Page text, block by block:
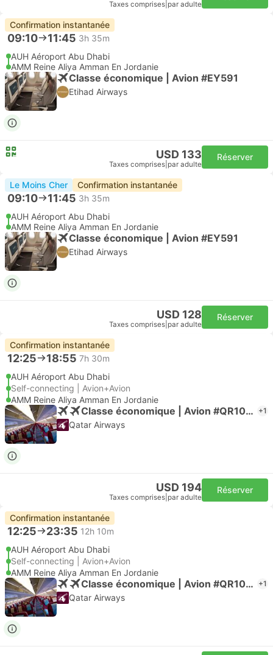
Taxes comprises par adulte
Confirmation instantanée
09:10 11:45 3h 35m
AUH Aéroport Abu Dhabi
AMM Reine Aliya Amman En Jordanie
Classe économique | Avion #EY591
Etihad Airways
USD 133
Taxes comprises par adulte
Réserver
Le Moins Cher Confirmation instantanée
09:10 11:45 3h 35m
AUH Aéroport Abu Dhabi
AMM Reine Aliya Amman En Jordanie
Classe économique | Avion #EY591
Etihad Airways
USD 128
Taxes comprises par adulte
Réserver
Confirmation instantanée
12:25 18:55 7h 30m
AUH Aéroport Abu Dhabi
Self-connecting | Avion+Avion
AMM Reine Aliya Amman En Jordanie
Classe économique | Avion #QR1045 +1
Qatar Airways
USD 194
Taxes comprises par adulte
Réserver
Confirmation instantanée
12:25 23:35 12h 10m
AUH Aéroport Abu Dhabi
Self-connecting | Avion+Avion
AMM Reine Aliya Amman En Jordanie
Classe économique | Avion #QR1045 +1
Qatar Airways